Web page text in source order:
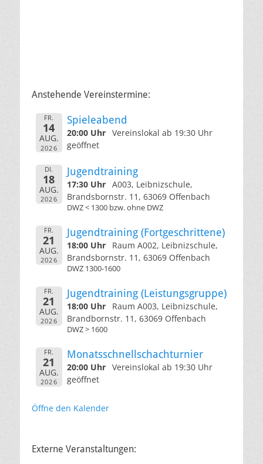
Anstehende Vereinstermine:
FR.
14
AUG.
2026
Spieleabend
20:00 Uhr Vereinslokal ab 19:30 Uhr
geöffnet
DI.
18
AUG.
2026
Jugendtraining
17:30 Uhr A003, Leibnizschule,
Brandsbornstr. 11, 63069 Offenbach
DWZ < 1300 bzw. ohne DWZ
FR.
21
AUG.
2026
Jugendtraining (Fortgeschrittene)
18:00 Uhr
Raum A002, Leibnizschule,
Brandsbornstr. 11, 63069 Offenbach
DWZ 1300-1600
FR.
21
AUG.
2026
Jugendtraining (Leistungsgruppe)
18:00 Uhr
Raum A003, Leibnizschule,
Brandbornstr. 11, 63069 Offenbach
DWZ > 1600
FR.
21
AUG.
2026
Monatsschnellschachturnier
20:00 Uhr Vereinslokal ab 19:30 Uhr
geöffnet
Öffne den Kalender
Externe Veranstaltungen: